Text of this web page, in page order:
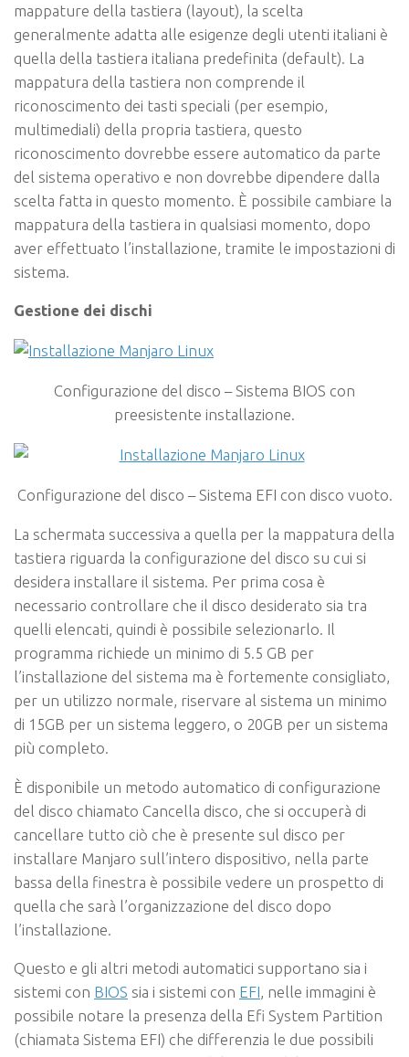
mappature della tastiera (layout), la scelta
generalmente adatta alle esigenze degli utenti italiani è
quella della tastiera italiana predefinita (default). La
mappatura della tastiera non comprende il
riconoscimento dei tasti speciali (per esempio,
multimediali) della propria tastiera, questo
riconoscimento dovrebbe essere automatico da parte
del sistema operativo e non dovrebbe dipendere dalla
scelta fatta in questo momento. È possibile cambiare la
mappatura della tastiera in qualsiasi momento, dopo
aver effettuato l’installazione, tramite le impostazioni di
sistema.
Gestione dei dischi
Configurazione del disco – Sistema BIOS con
preesistente installazione.
Configurazione del disco – Sistema EFI con disco vuoto.
La schermata successiva a quella per la mappatura della
tastiera riguarda la configurazione del disco su cui si
desidera installare il sistema. Per prima cosa è
necessario controllare che il disco desiderato sia tra
quelli elencati, quindi è possibile selezionarlo. Il
programma richiede un minimo di 5.5 GB per
l’installazione del sistema ma è fortemente consigliato,
per un utilizzo normale, riservare al sistema un minimo
di 15GB per un sistema leggero, o 20GB per un sistema
più completo.
È disponibile un metodo automatico di configurazione
del disco chiamato Cancella disco , che si occuperà di
cancellare tutto ciò che è presente sul disco per
installare Manjaro sull’intero dispositivo, nella parte
bassa della finestra è possibile vedere un prospetto di
quella che sarà l’organizzazione del disco dopo
l’installazione.
Questo e gli altri metodi automatici supportano sia i
sistemi con BIOS sia i sistemi con EFI, nelle immagini è
possibile notare la presenza della Efi System Partition
(chiamata Sistema EFI) che differenzia le due possibili